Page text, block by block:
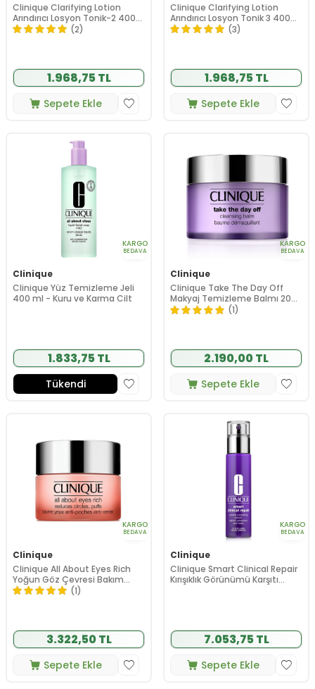
Clinique Clarifying Lotion
Arındırıcı Losyon Tonik-2 400
ml
(2)
1.968,75 TL
Sepete Ekle
Clinique Clarifying Lotion
Arındırıcı Losyon Tonik 3 400
ml
(3)
1.968,75 TL
Sepete Ekle
KARGO
BEDAVA
Clinique
Clinique Yüz Temizleme Jeli
400 ml - Kuru ve Karma Cilt
1.833,75 TL
Tükendi
KARGO
BEDAVA
Clinique
Clinique Take The Day Off
Makyaj Temizleme Balmı 200
ml
(1)
2.190,00 TL
Sepete Ekle
KARGO
BEDAVA
Clinique
Clinique All About Eyes Rich
Yoğun Göz Çevresi Bakım
Kremi 30 ml
(1)
3.322,50 TL
Sepete Ekle
KARGO
BEDAVA
Clinique
Clinique Smart Clinical Repair
Kırışıklık Görünümü Karşıtı
7.053,75 TL
Sepete Ekle